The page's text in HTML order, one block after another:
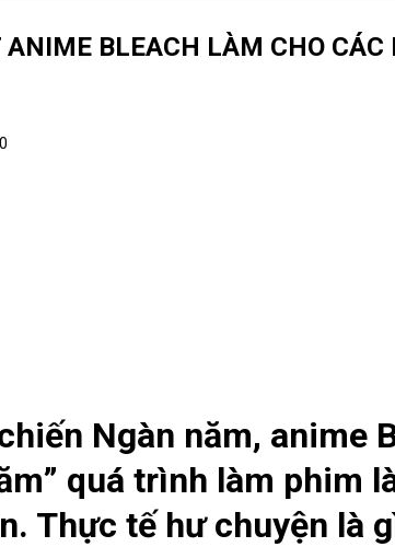
BLEACH LÀM CHO CÁC
0
Ngàn năm, anime
quá trình làm phim
Thực tế hư chuyện là